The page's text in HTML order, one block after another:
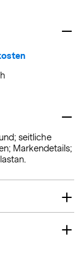
seitliche
Markendetails;